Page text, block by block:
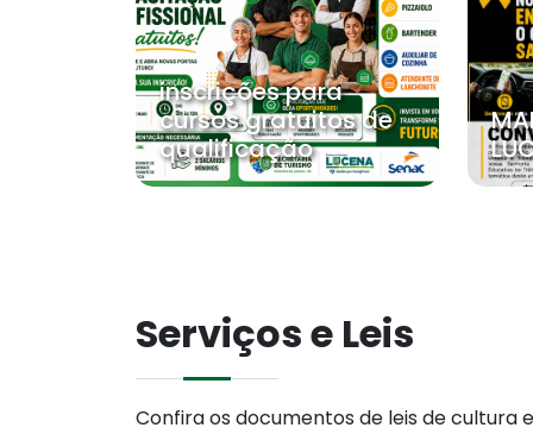
inscrições para
cursos gratuitos de
qualificação
Serviços e Leis
Confira os documentos de leis de cultura